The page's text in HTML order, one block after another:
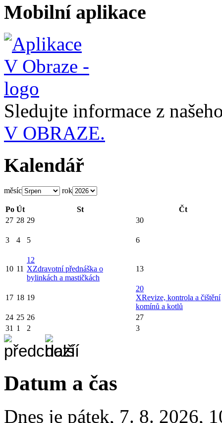
Mobilní aplikace
Sledujte informace z
V OBRAZE.
Kalendář
měsíc rok
Po Út St
Čt
27 28 29 30
3 4 5 6
10 11
12
XZdravotní přednáška o
bylinkách a mastičkách
13
17 18 19
20
XRevize, kontrola a čištění
komínů a kotlů
24 25 26
27
31 1 2 3
Datum a čas
Dnes je pátek, 7. 8. 2026,